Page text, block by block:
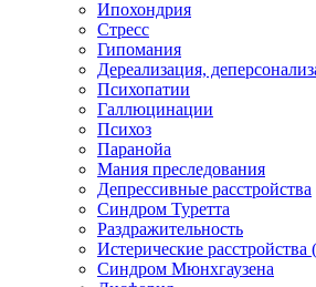
Ипохондрия
Стресс
Гипомания
Дереализация,
Психопатии
Галлюцинации
Психоз
Паранойа
Мания преследования
Депрессивные расстройства
Синдром Туретта
Раздражительность
Истерические расстройства
Синдром Мюнхгаузена